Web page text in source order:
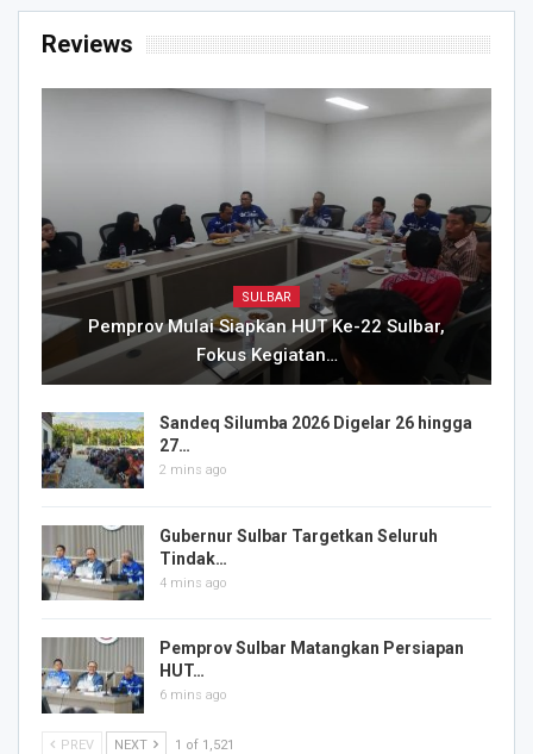
Reviews
SULBAR
Pemprov Mulai Siapkan HUT Ke-22 Sulbar,
Fokus Kegiatan…
Sandeq Silumba 2026 Digelar 26 hingga
27…
2 mins ago
Gubernur Sulbar Targetkan Seluruh
Tindak…
4 mins ago
Pemprov Sulbar Matangkan Persiapan
HUT…
6 mins ago
PREV NEXT 1 of 1,521